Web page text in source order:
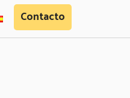
Contacto